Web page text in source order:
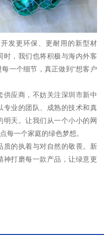
发更环保、更耐用的新型材
时，我们也将积极与海内外客
一个细节，真正做到“想客户
应商，不妨关注深圳市新中
专业的团队、成熟的技术和真
天。让我们从一个小小的网
每一个家庭的绿色梦想。
质的执着与对自然的敬畏。新
神打磨每一款产品，让绿意更